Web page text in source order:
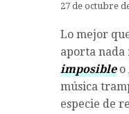
27 de octubre
Lo mejor
aporta nada
imposibleo
música
especie de